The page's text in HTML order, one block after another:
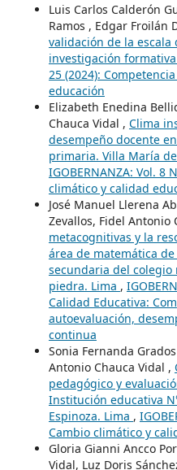
Luis Carlos Calderón
Ramos , Edgar Froilán
validación de la
investigación formativa
25 (2024):
educación
Elizabeth Enedina
Chauca Vidal , Clima
desempeño docente
primaria. Villa María
IGOBERNANZA: Vol. 8
climático y calidad
José Manuel Llerena
Zevallos, Fidel Antonio
metacognitivas y la
área de matemática
secundaria del colegio
piedra. Lima ,
Calidad Educativa:
autoevaluación,
continua
Sonia Fernanda
Antonio Chauca Vidal ,
pedagógico y
Institución educativa
Espinoza. Lima ,
Cambio climático y
Gloria Gianni Ancco
Vidal, Luz Doris